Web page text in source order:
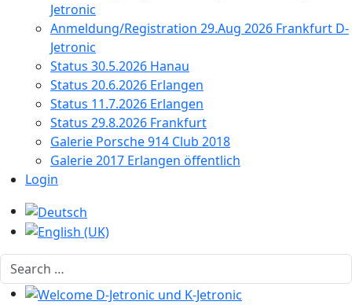
Jetronic
Anmeldung/Registration 29.Aug 2026 Frankfurt D-
Jetronic
Status 30.5.2026 Hanau
Status 20.6.2026 Erlangen
Status 11.7.2026 Erlangen
Status 29.8.2026 Frankfurt
Galerie Porsche 914 Club 2018
Galerie 2017 Erlangen öffentlich
Login
Select your language
Search